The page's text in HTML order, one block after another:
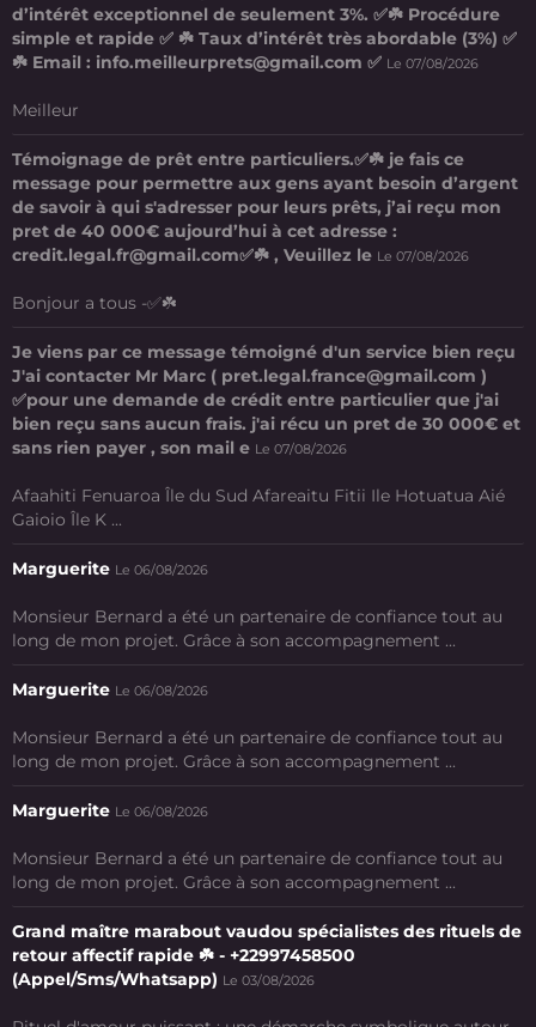
d’intérêt exceptionnel de seulement 3%. ✅☘️ Procédure
simple et rapide ✅ ☘️ Taux d’intérêt très abordable (3%) ✅
☘️ Email : info.meilleurprets@gmail.com ✅ Le 07/08/2026
Meilleur
Témoignage de prêt entre particuliers.✅☘️ je fais ce
message pour permettre aux gens ayant besoin d’argent
de savoir à qui s'adresser pour leurs prêts, j’ai reçu mon
pret de 40 000€ aujourd’hui à cet adresse :
credit.legal.fr@gmail.com✅☘️ , Veuillez le Le 07/08/2026
Bonjour a tous -✅☘️
Je viens par ce message témoigné d'un service bien reçu
J'ai contacter Mr Marc ( pret.legal.france@gmail.com )
✅pour une demande de crédit entre particulier que j'ai
bien reçu sans aucun frais. j'ai récu un pret de 30 000€ et
sans rien payer , son mail e Le 07/08/2026
Afaahiti Fenuaroa Île du Sud Afareaitu Fitii Ile Hotuatua Aié
Gaioio Île K ...
Marguerite Le 06/08/2026
Monsieur Bernard a été un partenaire de confiance tout au
long de mon projet. Grâce à son accompagnement ...
Marguerite Le 06/08/2026
Monsieur Bernard a été un partenaire de confiance tout au
long de mon projet. Grâce à son accompagnement ...
Marguerite Le 06/08/2026
Monsieur Bernard a été un partenaire de confiance tout au
long de mon projet. Grâce à son accompagnement ...
Grand maître marabout vaudou spécialistes des rituels de
retour affectif rapide ☘️ - +22997458500
(Appel/Sms/Whatsapp) Le 03/08/2026